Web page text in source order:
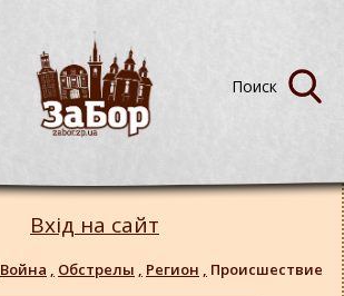
Вхід на сайт
Война , Обстрелы , Регион , Происшествие